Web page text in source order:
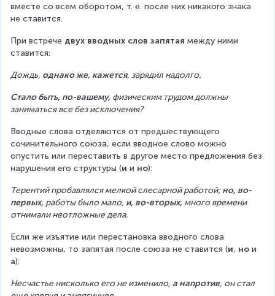
вместе со всем оборотом, т. е. после них никакого знака
не ставится.
При встрече двух вводных слов запятая между ними
ставится:
Дождь, однако же, кажется, зарядил надолго.
Стало быть, по-вашему, физическим трудом должны
заниматься все без исключения?
Вводные слова отделяются от предшествующего
сочинительного союза, если вводное слово можно
опустить или переставить в другое место предложения без
нарушения его структуры (и и но):
Терентий пробавлялся мелкой слесарной работой; но, во-
первых, работы было мало, и, во-вторых, много времени
отнимали неотложные дела.
Если же изъятие или перестановка вводного слова
невозможны, то запятая после союза не ставится (и, но и
а):
Несчастье нисколько его не изменило, а напротив, он стал